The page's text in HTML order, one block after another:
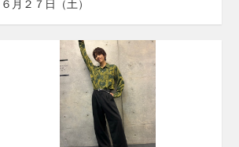
６月２７日（土）